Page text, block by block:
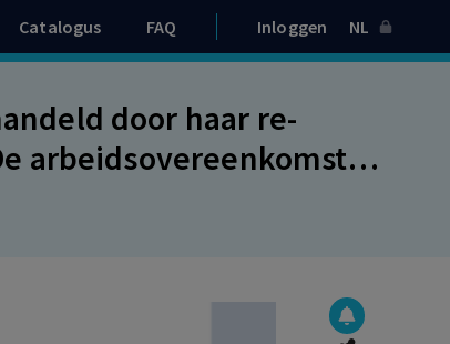
Catalogus FAQ Inloggen NL
door haar re-
arbeidsovereenkomst